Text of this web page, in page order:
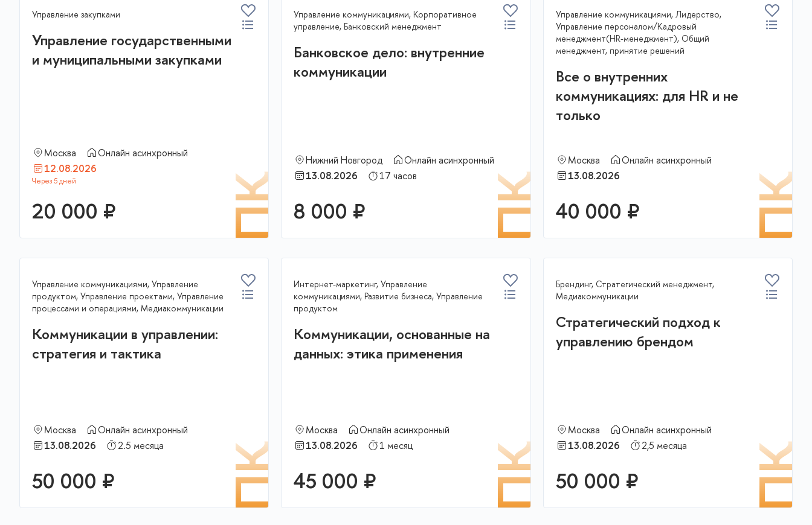
Управление закупками
Управление государственными
и муниципальными закупками
ПК
Москва
Онлайн асинхронный
12.08.2026
20 000 ₽ В корзину
Управление коммуникациями, Корпоративное
управление, Банковский менеджмент
Банковское дело: внутренние
коммуникации
ПК
Нижний Новгород
Онлайн асинхронный
13.08.2026
17 часов
8 000 ₽ В корзину
Управление коммуникациями, Лидерство,
Управление персоналом/Кадровый
менеджмент(HR-менеджмент), Общий
менеджмент, принятие решений
Все о внутренних
коммуникациях: для HR и не
только
ПК
Москва
Онлайн асинхронный
13.08.2026
40 000 ₽
Управление коммуникациями, Управление
продуктом, Управление проектами, Управление
процессами и операциями, Медиакоммуникации
Коммуникации в управлении:
стратегия и тактика
ПК
Москва
Онлайн асинхронный
13.08.2026
2.5 месяца
50 000 ₽ В корзину
Интернет-маркетинг, Управление
коммуникациями, Развитие бизнеса, Управление
продуктом
Коммуникации, основанные на
данных: этика применения
ПК
Москва
Онлайн асинхронный
13.08.2026
1 месяц
45 000 ₽ В корзину
Брендинг, Стратегический менеджмент,
Медиакоммуникации
Стратегический подход к
управлению брендом
ПК
Москва
Онлайн асинхронный
13.08.2026
2,5 месяца
50 000 ₽